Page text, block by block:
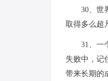
30、世
取得多么超
31、一
失败中，记
带来长期的